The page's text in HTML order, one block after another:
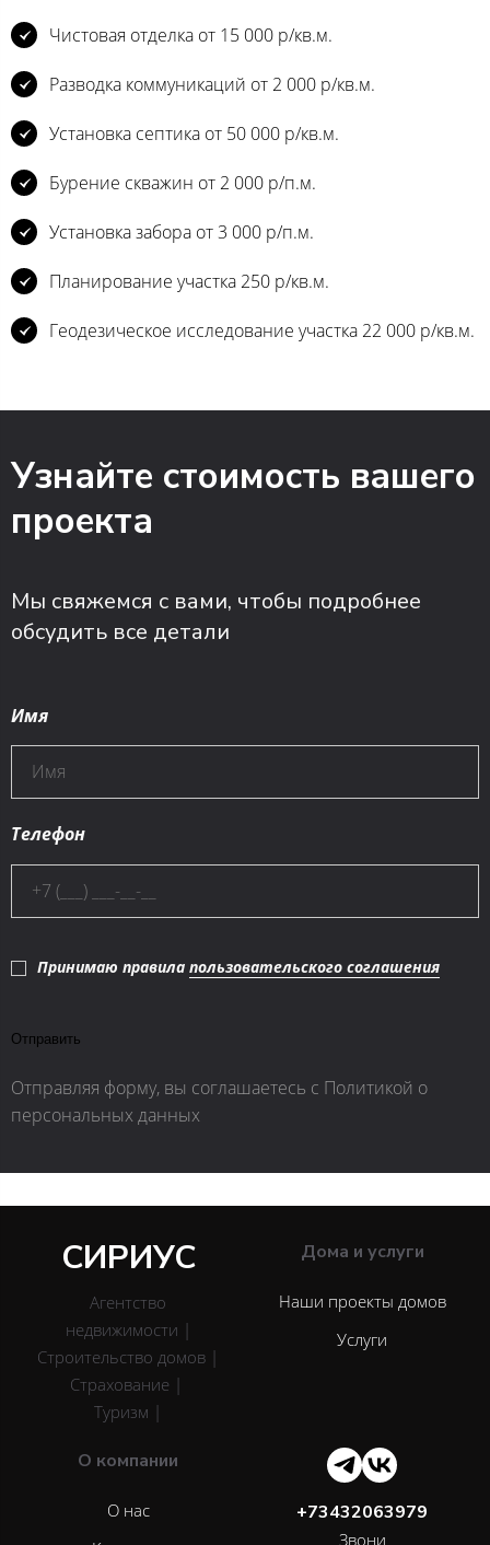
Чистовая отделка от 15 000 р/кв.м.
Разводка коммуникаций от 2 000 р/кв.м.
Установка септика от 50 000 р/кв.м.
Бурение скважин от 2 000 р/п.м.
Установка забора от 3 000 р/п.м.
Планирование участка 250 р/кв.м.
Геодезическое исследование участка 22 000 р/кв.м.
Узнайте стоимость вашего
проекта
Мы свяжемся с вами, чтобы подробнее
обсудить все детали
Имя
Телефон
Принимаю правила пользовательского соглашения
Отправить
Отправляя форму, вы соглашаетесь с Политикой о
персональных данных
СИРИУС
Агентство
недвижимости |
Строительство домов |
Страхование |
Туризм |
Дома и услуги
Наши проекты домов
Услуги
О компании
О нас
+73432063979
Звони